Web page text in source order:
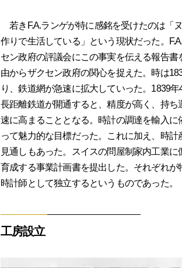
若きF.A.ランゲが特に感銘を受けたのは「
作りで生活している」という現状だった。
セン政府の評議会にこの事実を伝える報告
由からザクセン政府の関心を捉えた。時は
り、鉄道網が急速に拡大していった。1839
長距離鉄道が開通すると、精度が高く、持
速に高まることとなる。時計の調達を輸入
って魅力的な目標だった。これに加え、時
見通しもあった。スイスの問屋制家内工業
育成する事業計画書を提出した。それぞれ
時計師として独立するというものであった。
工房設立